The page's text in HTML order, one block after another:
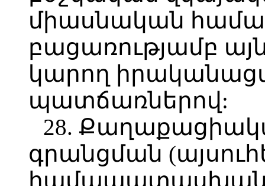
միասնական
բացառությամբ
կարող
պատճառներով:
28.
գրանցման
համապատասխան